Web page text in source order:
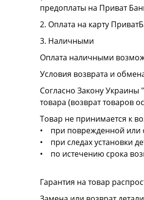
предоплаты на Приват
2. Оплата на карту
3. Наличными
Оплата наличными
Условия возврата и
Согласно Закону Украины
товара (возврат товаров
Товар не принимается к
• при поврежденной или
• при следах установки
• по истечению срока
Гарантия на товар